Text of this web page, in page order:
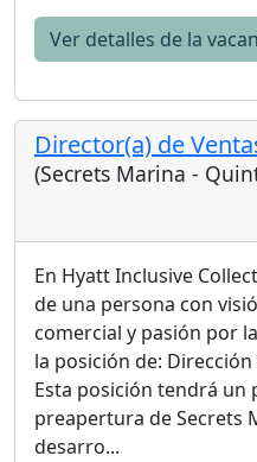
Ver detalles de la
Director(a) de
(Secrets Marina -
En Hyatt Inclusive
de una persona con
comercial y pasión por
la posición de:
Esta posición tendrá un
preapertura de Secrets
desarro...